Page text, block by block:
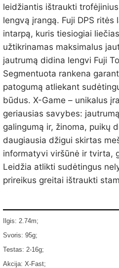
leidžiantis ištraukti
lengvą įrangą. Fuji DPS ritės
intarpą, kuris tiesiogiai
užtikrinamas maksimalus
jautrumą didina lengvi Fuji
Segmentuota rankena
patogumą atliekant
būdus. X-Game – unikalus
geriausias savybes:
galingumą ir, žinoma, puikų
daugiausia džigui skirtas
informatyvi viršūnė ir tvirta,
Leidžia atlikti sudėtingus
prireikus greitai ištraukti
Ilgis: 2.74m;
Svoris: 95g;
Testas: 2-16g;
Akcija: X-Fast;